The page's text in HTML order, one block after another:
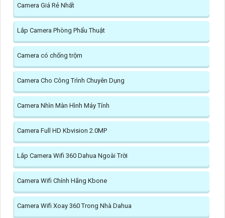
Camera Giá Rẻ Nhất
Lắp Camera Phòng Phẩu Thuật
Camera có chống trộm
Camera Cho Công Trình Chuyên Dụng
Camera Nhìn Màn Hình Máy Tính
Camera Full HD Kbvision 2.0MP
Lắp Camera Wifi 360 Dahua Ngoài Trời
Camera Wifi Chính Hãng Kbone
Camera Wifi Xoay 360 Trong Nhà Dahua